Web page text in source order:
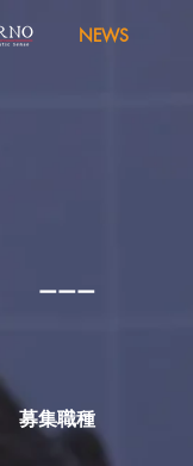
NEWS
ーーー
募集職種